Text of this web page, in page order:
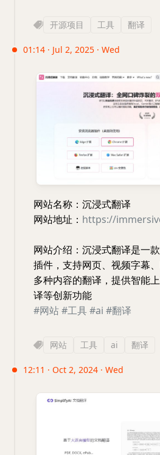
开源项目 工具 翻译
01:14 · Jul 2, 2025 · Wed
网站名称：沉浸式翻译
网站地址： https://
网站介绍：沉浸式翻译是一
插件，支持网页、视频字幕
多种内容的翻译，提供智能
译等创新功能
#网站#工具#ai #翻译
网站 工具 ai 翻译
12:11 · Oct 2, 2024 · Wed